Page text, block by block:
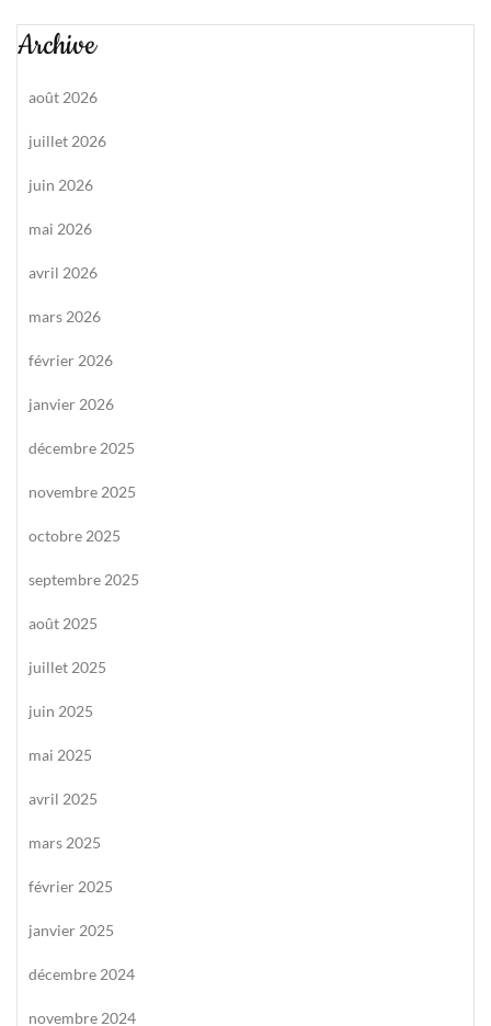
Archive
août 2026
juillet 2026
juin 2026
mai 2026
avril 2026
mars 2026
février 2026
janvier 2026
décembre 2025
novembre 2025
octobre 2025
septembre 2025
août 2025
juillet 2025
juin 2025
mai 2025
avril 2025
mars 2025
février 2025
janvier 2025
décembre 2024
novembre 2024